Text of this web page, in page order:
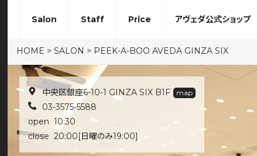
Salon Staff Price アヴェダ公式ショップ
HOME >SALON > PEEK-A-BOO AVEDA GINZA SIX
中央区銀座6-10-1 GINZA SIX B1F map
03-3575-5588
open 10:30
close 20:00[日曜のみ19:00]